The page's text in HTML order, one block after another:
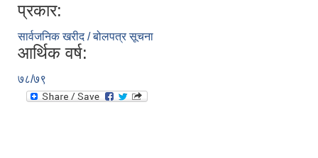
प्रकार:
सार्वजनिक खरीद / बोलपत्र सूचना
आर्थिक वर्ष:
७८/७९